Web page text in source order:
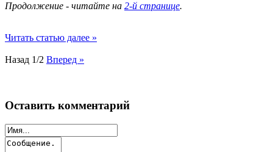
Продолжение - читайте на 2-й странице.
Читать статью далее »
Назад 1/2 Вперед »
Оставить комментарий